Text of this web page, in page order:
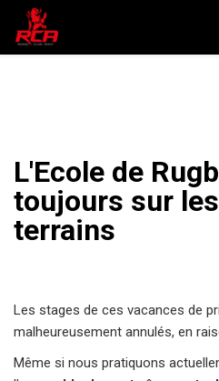
L'Ecole de
toujours sur les
terrains
Les stages de ces vacances de
malheureusement annulés, en
Même si nous pratiquons